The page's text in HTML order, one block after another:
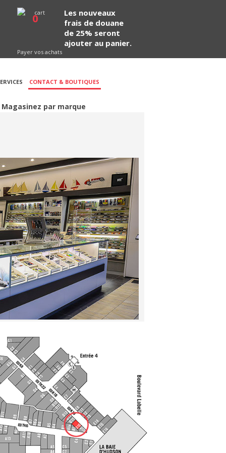
Payer vos achats
0
Les nouveaux
frais de douane
de 25% seront
ajouter au panier.
CONTACT & BOUTIQUES
Magasinez par marque